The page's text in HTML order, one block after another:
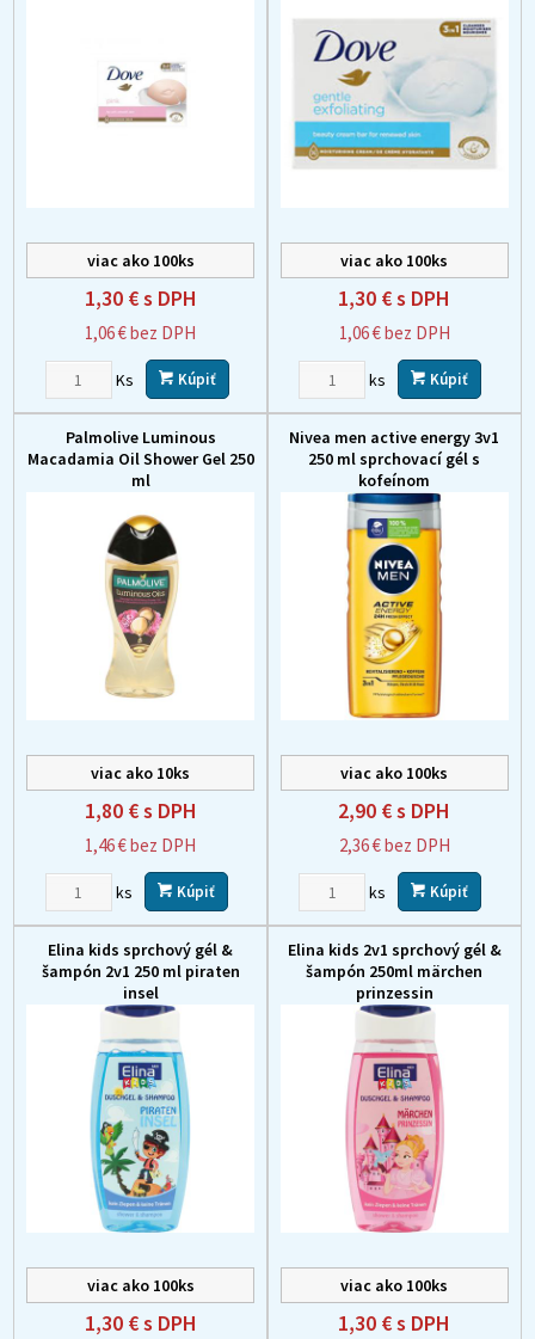
viac ako 100ks
1,30 €s DPH
1,06 €bez DPH
Ks Kúpiť
viac ako 100ks
1,30 €s DPH
1,06 €bez DPH
ks Kúpiť
Palmolive Luminous
Macadamia Oil Shower Gel 250
ml
viac ako 10ks
1,80 €s DPH
1,46 €bez DPH
ks Kúpiť
Nivea men active energy 3v1
250 ml sprchovací gél s
kofeínom
viac ako 100ks
2,90 €s DPH
2,36 €bez DPH
ks Kúpiť
Elina kids sprchový gél &
šampón 2v1 250 ml piraten
insel
viac ako 100ks
1,30 €s DPH
Elina kids 2v1 sprchový gél &
šampón 250ml märchen
prinzessin
viac ako 100ks
1,30 €s DPH